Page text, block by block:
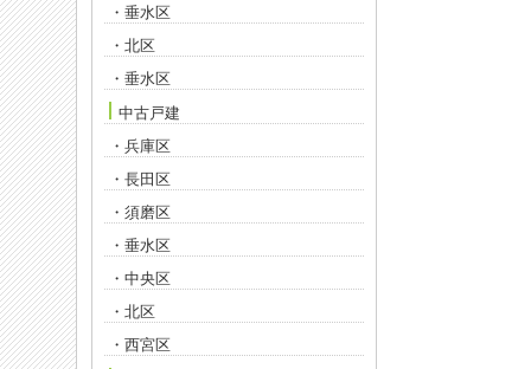
・垂水区
・北区
・垂水区
中古戸建
・兵庫区
・長田区
・須磨区
・垂水区
・中央区
・北区
・西宮区